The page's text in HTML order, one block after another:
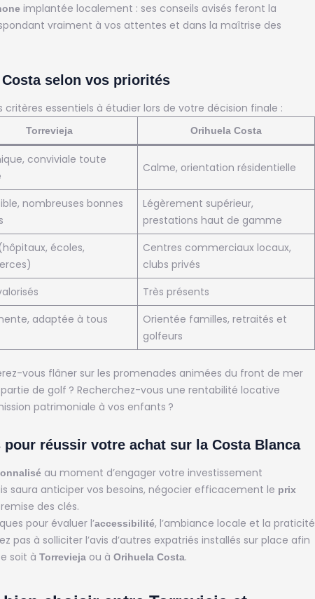
implantée localement : ses conseils avisés feront la
vraiment à vos attentes et dans la maîtrise des
selon vos priorités
essentiels à étudier lors de votre décision finale :
Torrevieja Orihuela Costa
conviviale toute
Calme, orientation résidentielle
nombreuses bonnes
Légèrement supérieur,
prestations haut de gamme
écoles,
Centres commerciaux locaux,
clubs privés
Très présents
adaptée à tous
Orientée familles, retraités et
golfeurs
vous flâner sur les promenades animées du front de mer
de golf ? Recherchez-vous une rentabilité locative
patrimoniale à vos enfants ?
réussir votre achat sur la Costa Blanca
au moment d’engager votre investissement
saura anticiper vos besoins, négocier efficacement le prix
des clés.
pour évaluer l’accessibilité, l’ambiance locale et la praticité
pas à solliciter l’avis d’autres expatriés installés sur place afin
soit à Torrevieja ou à Orihuela Costa.